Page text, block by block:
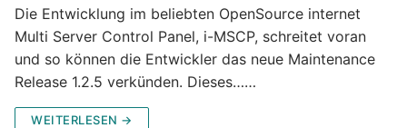
Die Entwicklung im beliebten OpenSource internet
Multi Server Control Panel, i-MSCP, schreitet voran
und so können die Entwickler das neue Maintenance
Release 1.2.5 verkünden. Dieses……
WEITERLESEN →